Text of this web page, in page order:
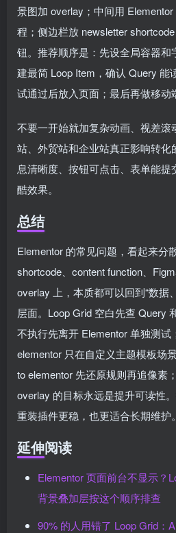
景图加 overlay；中间用
程；侧边栏放 newsletter
钮。推荐顺序是：先设全局容器和
建最简 Loop Item，确认 Query 能
试通过后放入页面；最后再做移动
不要一开始就加复杂动画、视差滚
站、外贸站和企业站真正影响转
息清晰度、按钮可点击、表单能
酷效果。
总结
Elementor 的常见问题，看起来分
shortcode、content function、
overlay 上，本质都可以回到“数据
层面。Loop Grid 空白先查 Query
不执行先离开 Elementor 单独测试
elementor 只在自定义主题模板场
to elementor 先还原规则再追像素
overlay 的目标永远是提升可读性
重装插件更稳，也更适合长期维护。
延伸阅读
Elementor 页面前台不显示？
背景叠加层按这个顺序排查
90% 的人用错了 Loop Grid：